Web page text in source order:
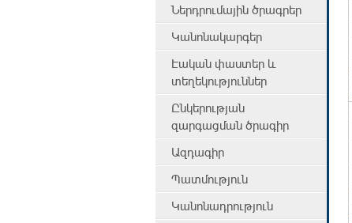
Ներդրումային ծրագրեր
Կանոնակարգեր
Էական փաստեր և
տեղեկություններ
Ընկերության
զարգացման ծրագիր
Ազդագիր
Պատմություն
Կանոնադրություն